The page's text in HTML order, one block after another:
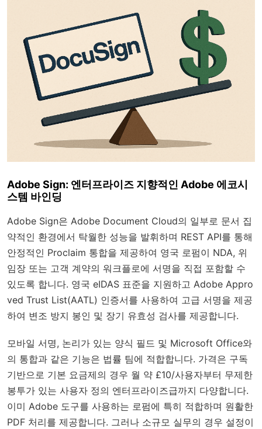
Adobe Sign: 엔터프라이즈 지향적인 Adobe 에코시
스템 바인딩
Adobe Sign은 Adobe Document Cloud의 일부로 문서 집
약적인 환경에서 탁월한 성능을 발휘하며 REST API를 통해
안정적인 Proclaim 통합을 제공하여 영국 로펌이 NDA, 위
임장 또는 고객 계약의 워크플로에 서명을 직접 포함할 수
있도록 합니다. 영국 eIDAS 표준을 지원하고 Adobe Appro
ved Trust List(AATL) 인증서를 사용하여 고급 서명을 제공
하여 변조 방지 봉인 및 장기 유효성 검사를 제공합니다.
모바일 서명, 논리가 있는 양식 필드 및 Microsoft Office와
의 통합과 같은 기능은 법률 팀에 적합합니다. 가격은 구독
기반으로 기본 요금제의 경우 월 약 £10/사용자부터 무제한
봉투가 있는 사용자 정의 엔터프라이즈급까지 다양합니다.
이미 Adobe 도구를 사용하는 로펌에 특히 적합하며 원활한
PDF 처리를 제공합니다. 그러나 소규모 실무의 경우 설정이